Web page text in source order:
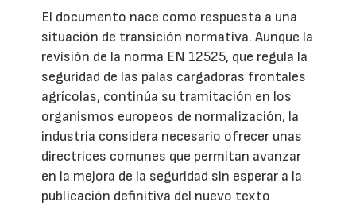
El documento nace como respuesta a una
situación de transición normativa. Aunque la
revisión de la norma EN 12525, que regula la
seguridad de las palas cargadoras frontales
agrícolas, continúa su tramitación en los
organismos europeos de normalización, la
industria considera necesario ofrecer unas
directrices comunes que permitan avanzar
en la mejora de la seguridad sin esperar a la
publicación definitiva del nuevo texto